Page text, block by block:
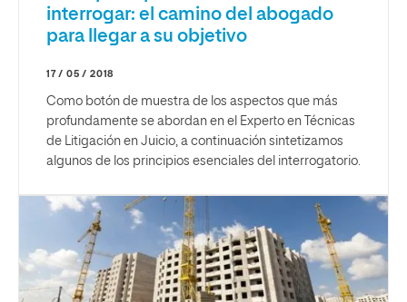
interrogar: el camino del abogado
para llegar a su objetivo
17 / 05 / 2018
Como botón de muestra de los aspectos que más
profundamente se abordan en el Experto en Técnicas
de Litigación en Juicio, a continuación sintetizamos
algunos de los principios esenciales del interrogatorio.